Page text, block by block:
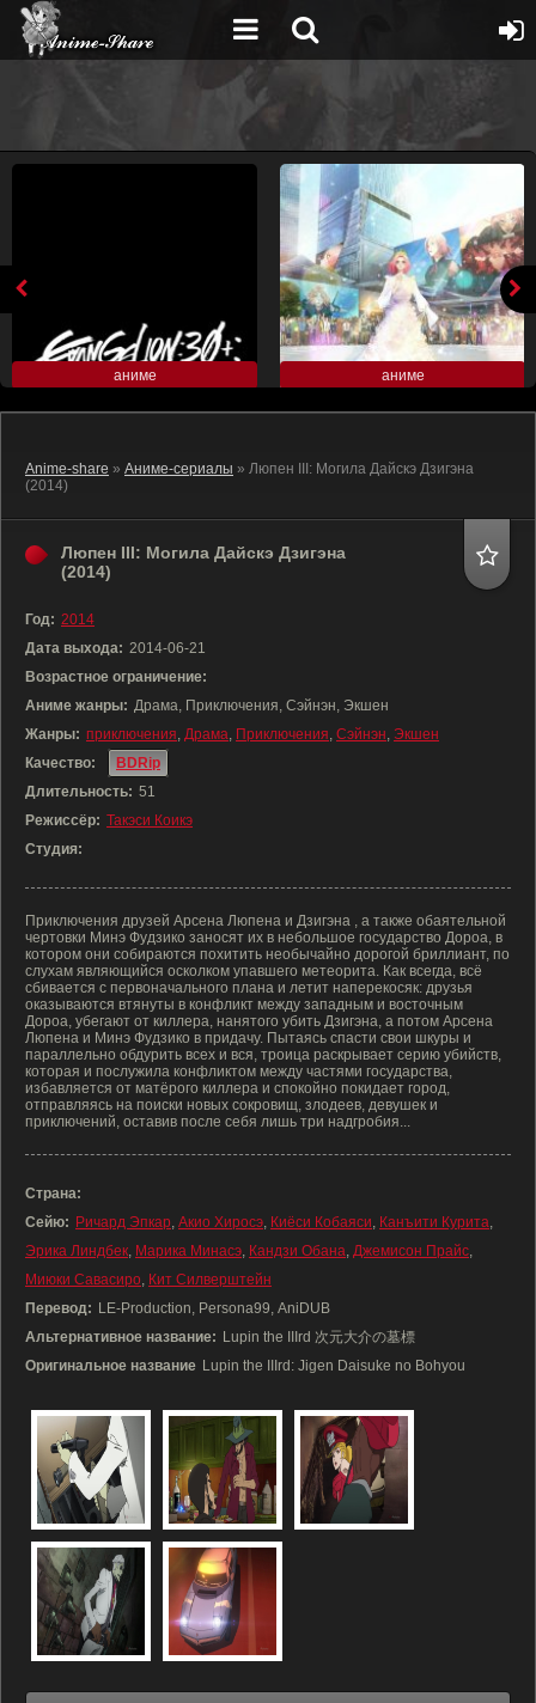
аниме аниме
Anime-share » Аниме-сериалы » Люпен III: Могила Дайскэ Дзигэна
(2014)
Люпен III: Могила Дайскэ Дзигэна
(2014)
Год: 2014
Дата выхода: 2014-06-21
Возрастное ограничение:
Аниме жанры: Драма, Приключения, Сэйнэн, Экшен
Жанры: приключения, Драма, Приключения, Сэйнэн, Экшен
Качество:
BDRip
Длительность: 51
Режиссёр: Такэси Коикэ
Студия:
Приключения друзей Арсена Люпена и Дзигэна , а также обаятельной
чертовки Минэ Фудзико заносят их в небольшое государство Дороа, в
котором они собираются похитить необычайно дорогой бриллиант, по
слухам являющийся осколком упавшего метеорита. Как всегда, всё
сбивается с первоначального плана и летит наперекосяк: друзья
оказываются втянуты в конфликт между западным и восточным
Дороа, убегают от киллера, нанятого убить Дзигэна, а потом Арсена
Люпена и Минэ Фудзико в придачу. Пытаясь спасти свои шкуры и
параллельно обдурить всех и вся, троица раскрывает серию убийств,
которая и послужила конфликтом между частями государства,
избавляется от матёрого киллера и спокойно покидает город,
отправляясь на поиски новых сокровищ, злодеев, девушек и
приключений, оставив после себя лишь три надгробия...
Страна:
Сейю: Ричард Эпкар, Акио Хиросэ, Киёси Кобаяси, Канъити Курита,
Эрика Линдбек, Марика Минасэ, Кандзи Обана, Джемисон Прайс,
Миюки Савасиро, Кит Силверштейн
Перевод: LE-Production, Persona99, AniDUB
Альтернативное название: Lupin the IIIrd 次元大介の墓標
Оригинальное название Lupin the IIIrd: Jigen Daisuke no Bohyou